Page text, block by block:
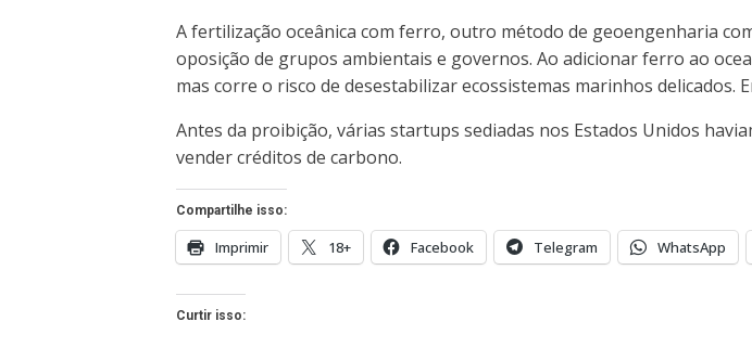
A fertilização oceânica com ferro, outro método de geoengenharia
oposição de grupos ambientais e governos. Ao adicionar ferro ao
mas corre o risco de desestabilizar ecossistemas marinhos delicados.
Antes da proibição, várias startups sediadas nos Estados Unidos
vender créditos de carbono.
Compartilhe isso:
Imprimir 18+ Facebook Telegram WhatsApp
Curtir isso: